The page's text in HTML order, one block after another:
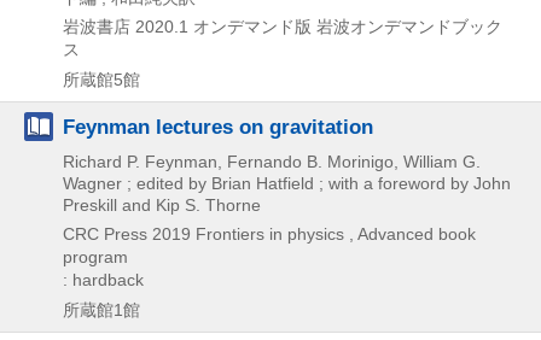
岩波書店 2020.1 オンデマンド版 岩波オンデマンドブック
ス
所蔵館5館
Feynman lectures on gravitation
Richard P. Feynman, Fernando B. Morinigo, William G.
Wagner ; edited by Brian Hatfield ; with a foreword by John
Preskill and Kip S. Thorne
CRC Press 2019 Frontiers in physics , Advanced book
program
: hardback
所蔵館1館